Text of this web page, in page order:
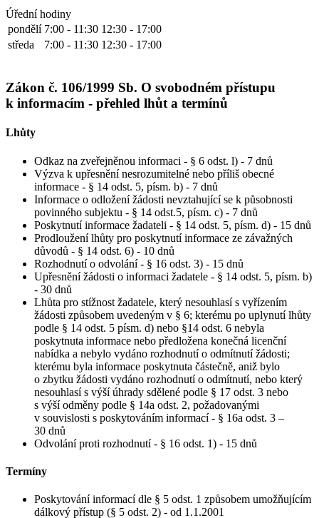
Úřední hodiny
pondělí 7:00 - 11:30 12:30 - 17:00
středa
7:00 - 11:30 12:30 - 17:00
Zákon č. 106/1999 Sb. O svobodném přístupu
k informacím - přehled lhůt a termínů
Lhůty
Odkaz na zveřejněnou informaci - § 6 odst. l) - 7 dnů
Výzva k upřesnění nesrozumitelné nebo příliš obecné
informace - § 14 odst. 5, písm. b) - 7 dnů
Informace o odložení žádosti nevztahující se k působnosti
povinného subjektu - § 14 odst.5, písm. c) - 7 dnů
Poskytnutí informace žadateli - § 14 odst. 5, písm. d) - 15 dnů
Prodloužení lhůty pro poskytnutí informace ze závažných
důvodů - § 14 odst. 6) - 10 dnů
Rozhodnutí o odvolání - § 16 odst. 3) - 15 dnů
Upřesnění žádosti o informaci žadatele - § 14 odst. 5, písm. b)
- 30 dnů
Lhůta pro stížnost žadatele, který nesouhlasí s vyřízením
žádosti způsobem uvedeným v § 6; kterému po uplynutí lhůty
podle § 14 odst. 5 písm. d) nebo §14 odst. 6 nebyla
poskytnuta informace nebo předložena konečná licenční
nabídka a nebylo vydáno rozhodnutí o odmítnutí žádosti;
kterému byla informace poskytnuta částečně, aniž bylo
o zbytku žádosti vydáno rozhodnutí o odmítnutí, nebo který
nesouhlasí s výší úhrady sdělené podle § 17 odst. 3 nebo
s výší odměny podle § 14a odst. 2, požadovanými
v souvislosti s poskytováním informací - § 16a odst. 3 –
30 dnů
Odvolání proti rozhodnutí - § 16 odst. 1) - 15 dnů
Termíny
Poskytování informací dle § 5 odst. 1 způsobem umožňujícím
dálkový přístup (§ 5 odst. 2) - od 1.1.2001